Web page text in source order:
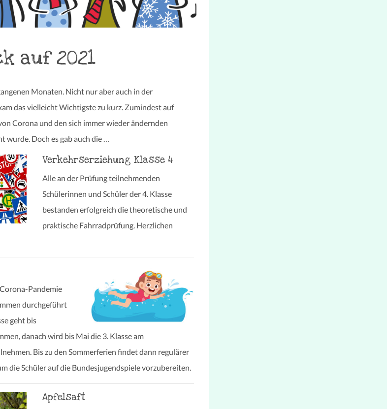
auf 2021
Monaten. Nicht nur aber auch in der
das vielleicht Wichtigste zu kurz. Zumindest auf
Corona und den sich immer wieder ändernden
wurde. Doch es gab auch die …
Verkehrserziehung Klasse 4
Alle an der Prüfung teilnehmenden
Schülerinnen und Schüler der 4. Klasse
bestanden erfolgreich die theoretische und
praktische Fahrradprüfung. Herzlichen
Pandemie
durchgeführt
geht bis
danach wird bis Mai die 3. Klasse am
Bis zu den Sommerferien findet dann regulärer
die Schüler auf die Bundesjugendspiele vorzubereiten.
Apfelsaft